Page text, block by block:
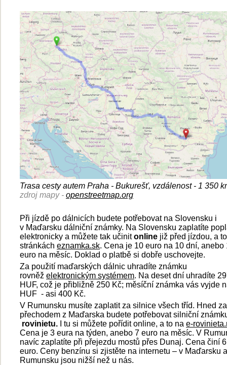
Trasa cesty autem Praha - Bukurešť, vzdálenost - 1 350
zdroj mapy - openstreetmap.org
Při jízdě po dálnicích budete potřebovat na Slovensku i
v Maďarsku dálniční známky. Na Slovensku zaplatíte
elektronicky a můžete tak učinitonline již před jízdou, a
stránkách eznamka.sk. Cena je 10 euro na 10 dní, anebo
euro na měsíc. Doklad o platbě si dobře uschovejte.
Za použití maďarských dálnic uhradíte známku
rovněž elektronickým systémem. Na deset dní uhradíte
HUF, což je přibližně 250 Kč; měsíční známka vás vyjde
HUF - asi 400 Kč.
V Rumunsku musíte zaplatit za silnice všech tříd. Hned za
přechodem z Maďarska budete potřebovat silniční
rovinietu. I tu si můžete pořídit online, a to na e-
Cena je 3 eura na týden, anebo 7 euro na měsíc. V
navíc zaplatíte při přejezdu mostů přes Dunaj. Cena činí
euro. Ceny benzínu si zjistěte na internetu – v Maďarsku a
Rumunsku jsou nižší než u nás.